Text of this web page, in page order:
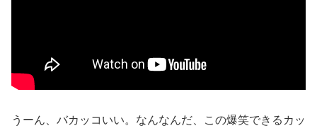
うーん、バカッコいい。なんなんだ、この爆笑できるカッ